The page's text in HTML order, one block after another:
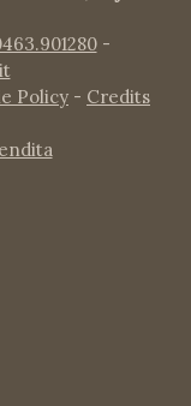
-
Policy - Credits